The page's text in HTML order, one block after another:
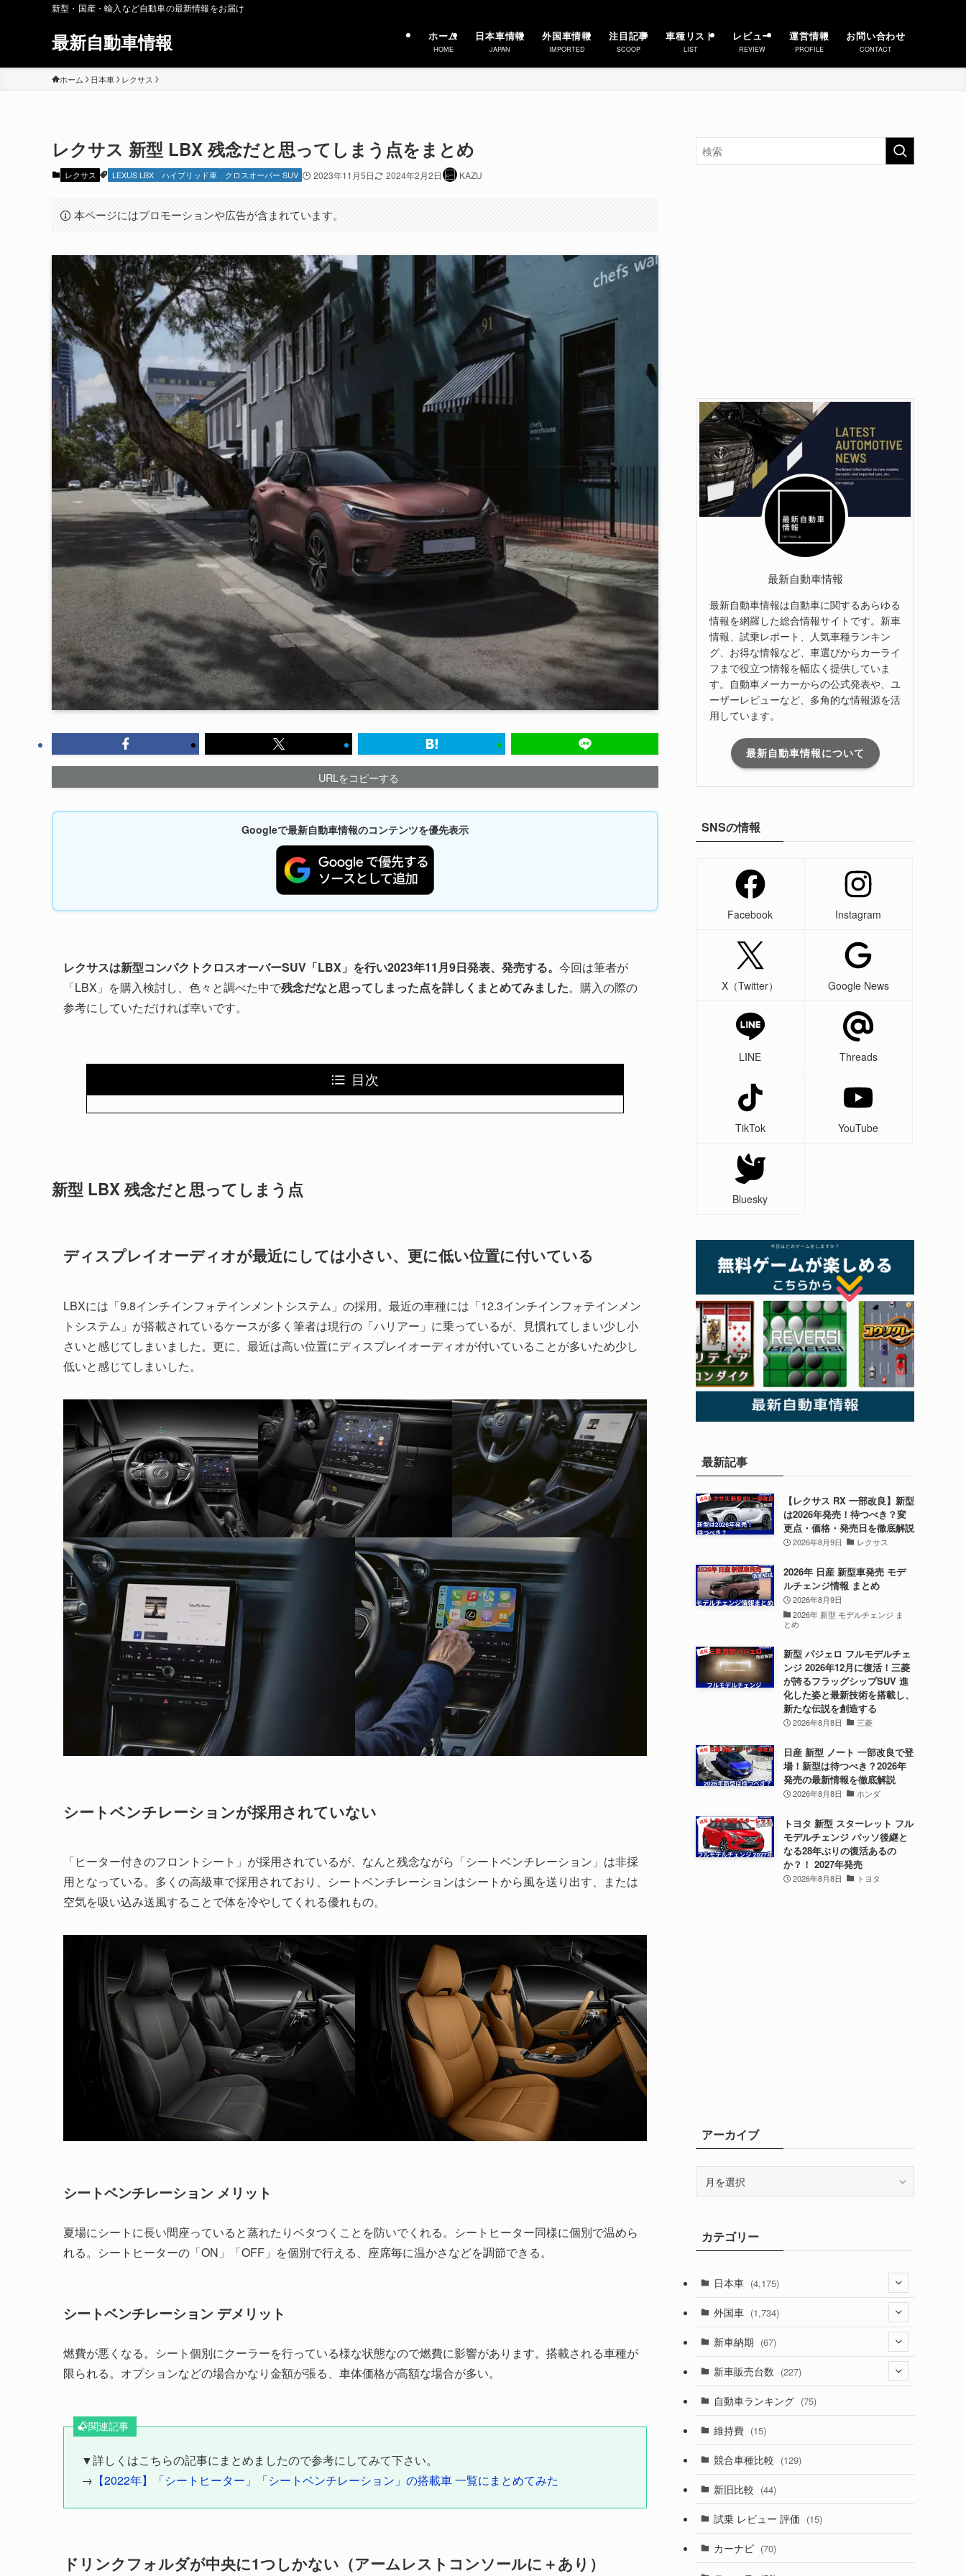
新型・国産・輸入など自動車の最新情報をお届け
最新自動車情報 ホーム
HOME
日本車情報
JAPAN
外国車情報
IMPORTED
注目記事
SCOOP
車種リスト
LIST
レビュー
REVIEW
運営情報
PROFILE
お問い合わせ
CONTACT
ホーム 日本車 レクサス
レクサス 新型 LBX 残念だと思ってしまう点をまとめ
レクサス LEXUS LBX ハイブリッド車 クロスオーバー SUV 2023年11月5日 2024年2月2日 KAZU
本ページにはプロモーションや広告が含まれています。
URLをコピーする
Googleで最新自動車情報のコンテンツを優先表示
レクサスは新型コンパクトクロスオーバーSUV「LBX」を行い2023年11月9日発表、発売する。 今回は筆者が
「LBX」を購入検討し、色々と調べた中で残念だなと思ってしまった点を詳しくまとめてみました。購入の際の
参考にしていただければ幸いです。
目次
新型 LBX 残念だと思ってしまう点
ディスプレイオーディオが最近にしては小さい、更に低い位置に付いている
LBXには「9.8インチインフォテインメントシステム」の採用。最近の車種には「12.3インチインフォテインメン
トシステム」が搭載されているケースが多く筆者は現行の「ハリアー」に乗っているが、見慣れてしまい少し小
さいと感じてしまいました。更に、最近は高い位置にディスプレイオーディオが付いていることが多いため少し
低いと感じてしまいした。
シートベンチレーションが採用されていない
「ヒーター付きのフロントシート」が採用されているが、なんと残念ながら「シートベンチレーション」は非採
用となっている。多くの高級車で採用されており、シートベンチレーションはシートから風を送り出す、または
空気を吸い込み送風することで体を冷やしてくれる優れもの。
シートベンチレーション メリット
夏場にシートに長い間座っていると蒸れたりベタつくことを防いでくれる。シートヒーター同様に個別で温めら
れる。シートヒーターの「ON」「OFF」を個別で行える、座席毎に温かさなどを調節できる。
シートベンチレーション デメリット
燃費が悪くなる。シート個別にクーラーを行っている様な状態なので燃費に影響があります。搭載される車種が
限られる。オプションなどの場合かなり金額が張る、車体価格が高額な場合が多い。
関連記事
▼詳しくはこちらの記事にまとめましたので参考にしてみて下さい。
→ 【2022年】「シートヒーター」「シートベンチレーション」の搭載車 一覧にまとめてみた
ドリンクフォルダが中央に1つしかない（アームレストコンソールに＋あり）
最新自動車情報
最新自動車情報は自動車に関するあらゆる
情報を網羅した総合情報サイトです。新車
情報、試乗レポート、人気車種ランキン
グ、お得な情報など、車選びからカーライ
フまで役立つ情報を幅広く提供していま
す。自動車メーカーからの公式発表や、ユ
ーザーレビューなど、多角的な情報源を活
用しています。
最新自動車情報について
SNSの情報
Facebook Instagram
X（Twitter） Google News
LINE Threads
TikTok YouTube
Bluesky
最新記事
【レクサス RX 一部改良】新型
は2026年発売！待つべき？変
更点・価格・発売日を徹底解説
2026年8月9日 レクサス
2026年 日産 新型車発売 モデ
ルチェンジ情報 まとめ
2026年8月9日
2026年 新型 モデルチェンジ ま
とめ
新型 パジェロ フルモデルチェ
ンジ 2026年12月に復活！三菱
が誇るフラッグシップSUV 進
化した姿と最新技術を搭載し、
新たな伝説を創造する
2026年8月8日 三菱
日産 新型 ノート 一部改良で登
場！新型は待つべき？2026年
発売の最新情報を徹底解説
2026年8月8日 ホンダ
トヨタ 新型 スターレット フル
モデルチェンジ パッソ後継と
なる28年ぶりの復活あるの
か？！ 2027年発売
2026年8月8日 トヨタ
アーカイブ
ブカテゴリー
日本車 (4,175)
(1,321)
(330)
(526)
(357)
(328)
(194)
(230)
(253)
外国車 (1,734)
(188)
(242)
(85)
(84)
(14)
(222)
(50)
(58)
新車納期 (67)
(28)
(8)
(3)
(3)
(5)
(1)
新車販売台数 (227)
(21)
(5)
(7)
(5)
自動車ランキング (75)
維持費 (15)
競合車種比較 (129)
新旧比較 (44)
試乗 レビュー 評価 (15)
カーナビ (70)